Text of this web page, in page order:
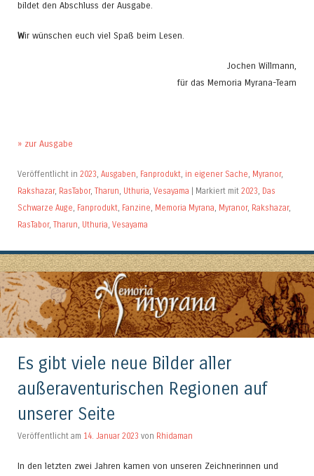
bildet den Abschluss der Ausgabe.
Wir wünschen euch viel Spaß beim Lesen.
Jochen Willmann,
für das Memoria Myrana-Team
» zur Ausgabe
Veröffentlicht in 2023, Ausgaben, Fanprodukt, in eigener Sache, Myranor,
Rakshazar, RasTabor, Tharun, Uthuria, Vesayama Markiert mit 2023, Das
Schwarze Auge, Fanprodukt, Fanzine, Memoria Myrana, Myranor, Rakshazar,
RasTabor, Tharun, Uthuria, Vesayama
Es gibt viele neue Bilder aller
außeraventurischen Regionen auf
unserer Seite
Veröffentlicht am 14. Januar 2023 von Rhidaman
In den letzten zwei Jahren kamen von unseren Zeichnerinnen und